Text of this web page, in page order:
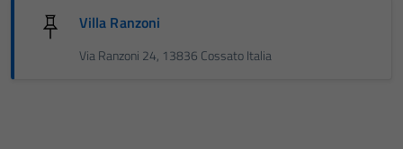
Villa Ranzoni
Via Ranzoni 24, 13836 Cossato Italia